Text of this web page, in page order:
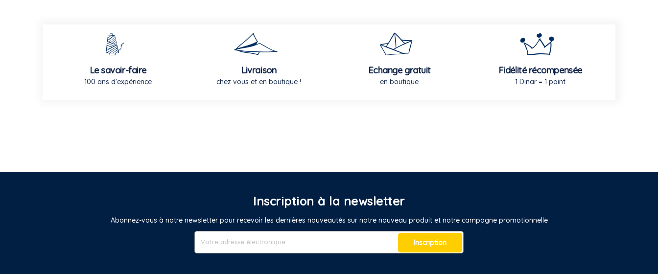
Le savoir-faire
100 ans d'expérience
Livraison
chez vous et en boutique !
Echange gratuit
en boutique
Fidélité récompensée
1 Dinar = 1 point
Inscription à la newsletter
Abonnez-vous à notre newsletter pour recevoir les dernières nouveautés sur notre nouveau produit et notre campagne promotionnelle
Inscription